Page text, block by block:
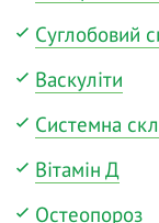
Суглобовий
Васкуліти
Системна
Вітамін Д
Остеопороз